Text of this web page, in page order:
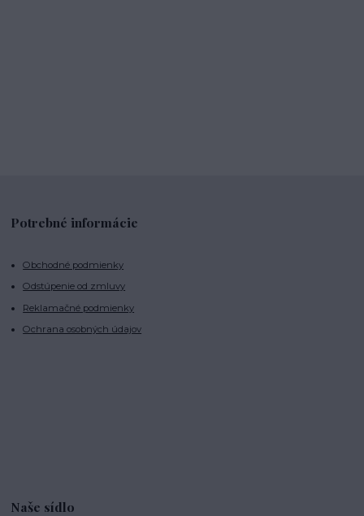
Potrebné informácie
Obchodné podmienky
Odstúpenie od zmluvy
Reklamačné podmienky
Ochrana osobných údajov
Naše sídlo